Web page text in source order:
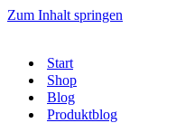
Zum Inhalt springen
Start
Shop
Blog
Produktblog